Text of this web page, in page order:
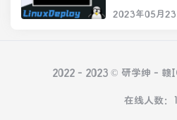
2023年05月23
2022 - 2023 © 研学绅 - 赣
在线人数：